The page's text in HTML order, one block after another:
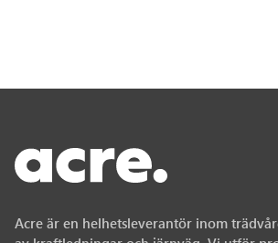
Acre
Acre är en helhetsleverantör inom